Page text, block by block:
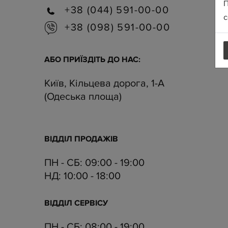
+38 (044) 591-00-00
+38 (098) 591-00-00
АБО ПРИЇЗДІТЬ ДО НАС:
Київ, Кільцева дорога, 1-А
(Одеська площа)
ВІДДІЛ ПРОДАЖІВ
ПН - СБ: 09:00 - 19:00
НД: 10:00 - 18:00
ВІДДІЛ CЕРВІСУ